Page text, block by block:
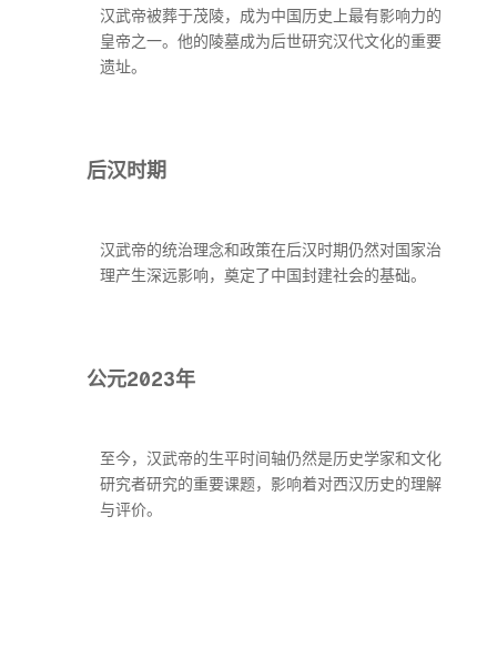
汉武帝被葬于茂陵，成为中国历史上最有影响力的
皇帝之一。他的陵墓成为后世研究汉代文化的重要
遗址。
后汉时期
汉武帝的统治理念和政策在后汉时期仍然对国家治
理产生深远影响，奠定了中国封建社会的基础。
公元2023年
至今，汉武帝的生平时间轴仍然是历史学家和文化
研究者研究的重要课题，影响着对西汉历史的理解
与评价。